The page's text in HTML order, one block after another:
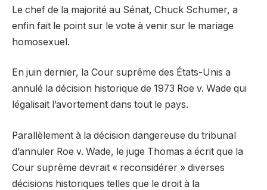
Le chef de la majorité au Sénat, Chuck Schumer, a
enfin fait le point sur le vote à venir sur le mariage
homosexuel.
En juin dernier, la Cour suprême des États-Unis a
annulé la décision historique de 1973 Roe v. Wade qui
légalisait l’avortement dans tout le pays.
Parallèlement à la décision dangereuse du tribunal
d’annuler Roe v. Wade, le juge Thomas a écrit que la
Cour suprême devrait « reconsidérer » diverses
décisions historiques telles que le droit à la